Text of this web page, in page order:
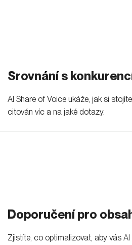
Srovnání s
AI Share of Voice ukáže, jak si
citován víc a na jaké dotazy.
Doporučení pro
Zjistíte, co optimalizovat, aby vás